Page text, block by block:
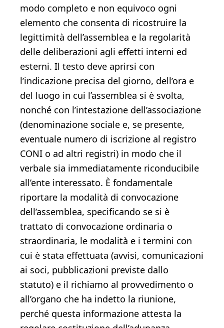
modo completo e non equivoco ogni
elemento che consenta di ricostruire la
legittimità dell’assemblea e la regolarità
delle deliberazioni agli effetti interni ed
esterni. Il testo deve aprirsi con
l’indicazione precisa del giorno, dell’ora e
del luogo in cui l’assemblea si è svolta,
nonché con l’intestazione dell’associazione
(denominazione sociale e, se presente,
eventuale numero di iscrizione al registro
CONI o ad altri registri) in modo che il
verbale sia immediatamente riconducibile
all’ente interessato. È fondamentale
riportare la modalità di convocazione
dell’assemblea, specificando se si è
trattato di convocazione ordinaria o
straordinaria, le modalità e i termini con
cui è stata effettuata (avvisi, comunicazioni
ai soci, pubblicazioni previste dallo
statuto) e il richiamo al provvedimento o
all’organo che ha indetto la riunione,
perché questa informazione attesta la